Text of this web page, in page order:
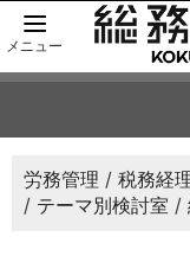
メニュー
労務管理 税務経
テーマ別検討室